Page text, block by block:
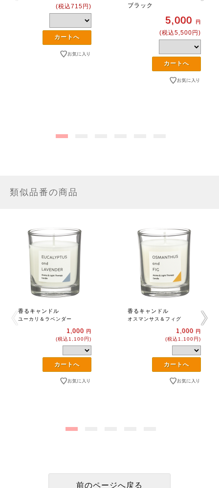
(税込715円) ブラック
5,000 円
(税込5,500円)
類似品番の商品
香るキャンドル
ユーカリ＆ラベンダー
1,000 円
(税込1,100円)
香るキャンドル
オスマンサス＆フィグ
1,000 円
(税込1,100円)